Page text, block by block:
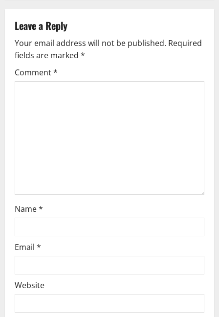
v
i
g
Leave a Reply
Your email address will not be published. Required
fields are marked *
Comment*
Name*
Email *
Website